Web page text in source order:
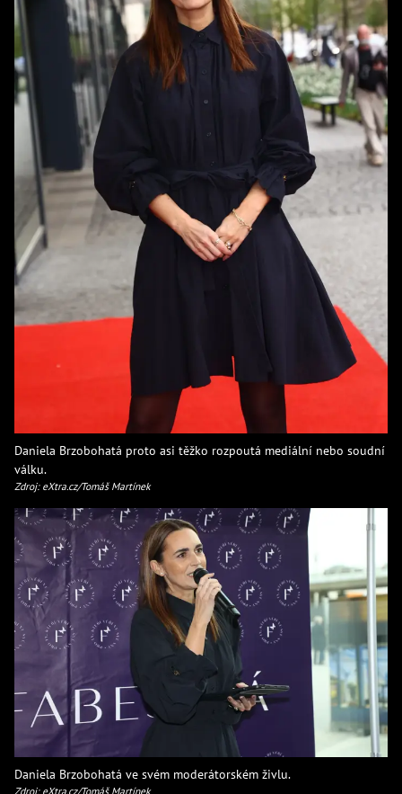
Daniela Brzobohatá proto asi těžko rozpoutá mediální nebo soudní
válku.
Zdroj: eXtra.cz/Tomáš Martínek
Daniela Brzobohatá ve svém moderátorském živlu.
Zdroj: eXtra.cz/Tomáš Martínek